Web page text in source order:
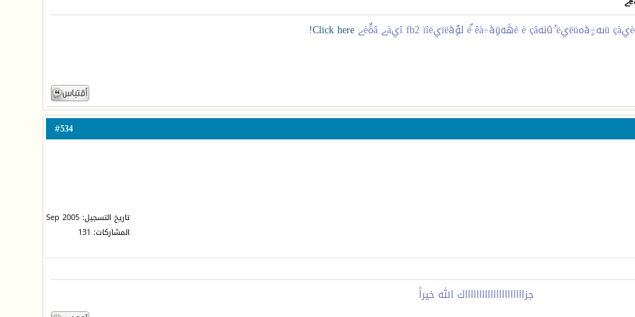
Click here!
534
تاريخ التسجيل: Sep 2005
المشاركات: 131
جزاااااااااااااااااااااك الله خيراً